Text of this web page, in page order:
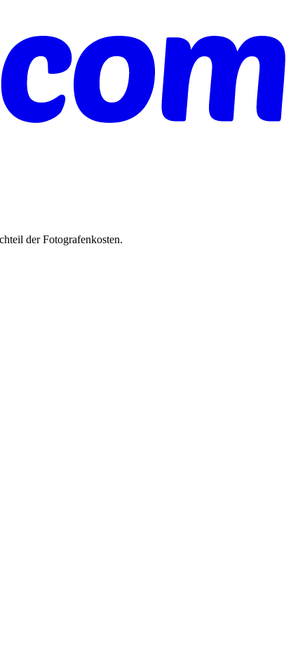
der Fotografenkosten.